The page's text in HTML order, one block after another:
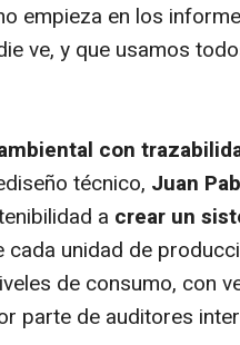
empieza en los
ve, y que usamos
con
técnico, Juan
a crear un
cada unidad de
de consumo, con
parte de auditores